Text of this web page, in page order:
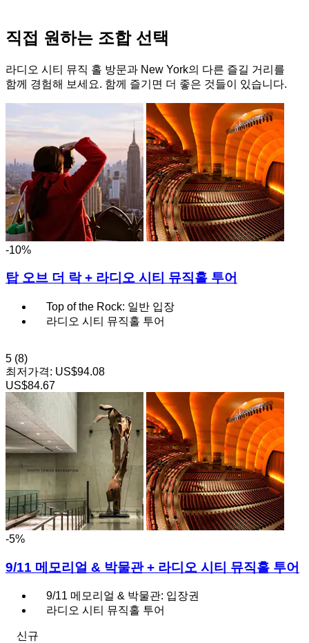
직접 원하는 조합 선택
라디오 시티 뮤직 홀 방문과 New York의 다른 즐길 거리를
함께 경험해 보세요. 함께 즐기면 더 좋은 것들이 있습니다.
-10%
탑 오브 더 락 + 라디오 시티 뮤직홀 투어
Top of the Rock: 일반 입장
라디오 시티 뮤직홀 투어
5 (8)
최저가격: US$94.08
US$84.67
-5%
9/11 메모리얼 & 박물관 + 라디오 시티 뮤직홀 투어
9/11 메모리얼 & 박물관: 입장권
라디오 시티 뮤직홀 투어
신규